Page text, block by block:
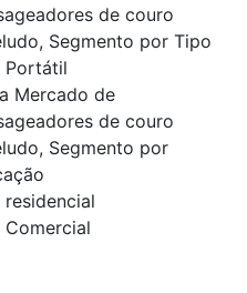
de couro
Segmento por Tipo
Portátil
Mercado de
de couro
Segmento por
residencial
Comercial